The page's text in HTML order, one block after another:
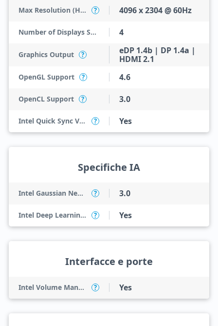
Max Resolution (HDMI) ? 4096 x 2304 @ 60Hz
Number of Displays Supported 4
Graphics Output ?
eDP 1.4b | DP 1.4a |
HDMI 2.1
OpenGL Support ? 4.6
OpenCL Support ? 3.0
Intel Quick Sync Video ? Yes
Specifiche IA
Intel Gaussian Neural Accelerator ? 3.0
Intel Deep Learning Boost (Intel DL Boost) sulla CPU ? Yes
Interfacce e porte
Intel Volume Management Device (VMD) ? Yes